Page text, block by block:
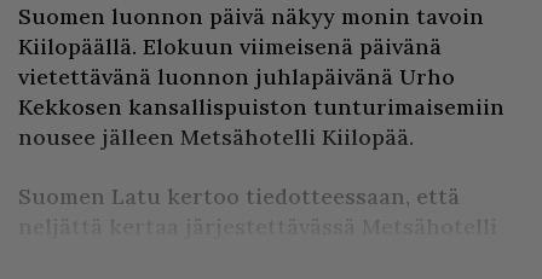
Suomen luonnon päivä näkyy monin tavoin
Kiilopäällä. Elokuun viimeisenä päivänä
vietettävänä luonnon juhlapäivänä Urho
Kekkosen kansallispuiston tunturimaisemiin
nousee jälleen Metsähotelli Kiilopää.
Suomen Latu kertoo tiedotteessaan, että